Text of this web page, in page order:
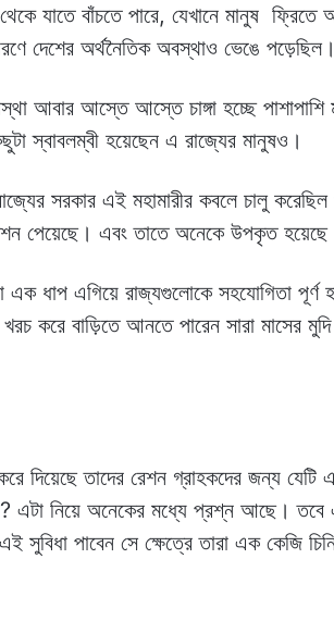
যাতে বাঁচতে পারে, যেখানে মানুষ ফ্রিতে
দেশের অর্থনৈতিক অবস্থাও ভেঙে পড়েছিল।
আবার আস্তে আস্তে চাঙ্গা হচ্ছে
স্বাবলম্বী হয়েছেন এ রাজ্যের মানুষও।
সরকার এই মহামারীর কবলে চালু
পেয়েছে। এবং তাতে অনেকে উপকৃত
ধাপ এগিয়ে রাজ্যগুলোকে সহযোগিতা পূর্ণ
খরচ করে বাড়িতে আনতে পারেন সারা মাসের
দিয়েছে তাদের রেশন গ্রাহকদের জন্য যেটি
এটা নিয়ে অনেকের মধ্যে প্রশ্ন আছে। তবে
সুবিধা পাবেন সে ক্ষেত্রে তারা এক কেজি